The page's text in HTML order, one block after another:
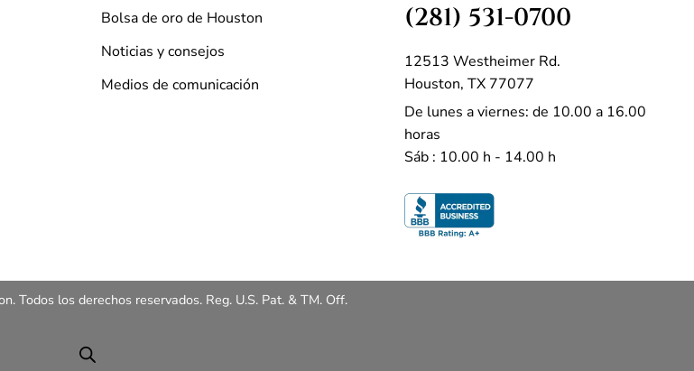
Bolsa de oro de Houston
Noticias y consejos
Medios de comunicación
(281) 531-0700
12513 Westheimer Rd.
Houston, TX 77077
De lunes a viernes: de 10.00 a 16.00
horas
Sáb : 10.00 h - 14.00 h
Todos los derechos reservados. Reg. U.S. Pat. & TM. Off.